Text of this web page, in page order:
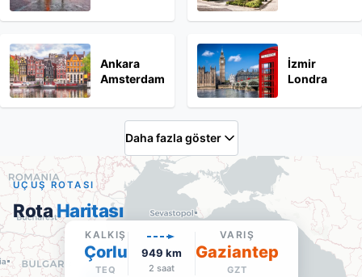
Ankara
Amsterdam
İzmir
Londra
Daha fazla göster
UÇUŞ ROTASI
RotaHaritası
KALKIŞ
Çorlu
TEQ
949 km
2 saat
VARIŞ
Gaziantep
GZT